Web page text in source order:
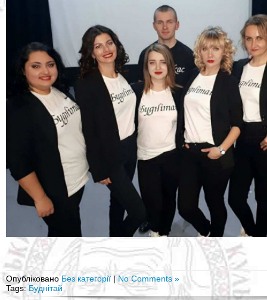
ОпублікованоБез категорії |No Comments »
Tags:Буднітай